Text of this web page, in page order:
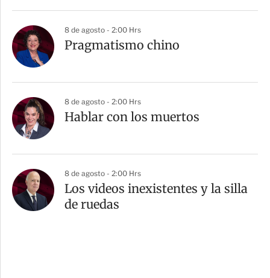
8 de agosto - 2:00 Hrs
Pragmatismo chino
8 de agosto - 2:00 Hrs
Hablar con los muertos
8 de agosto - 2:00 Hrs
Los videos inexistentes y la silla
de ruedas